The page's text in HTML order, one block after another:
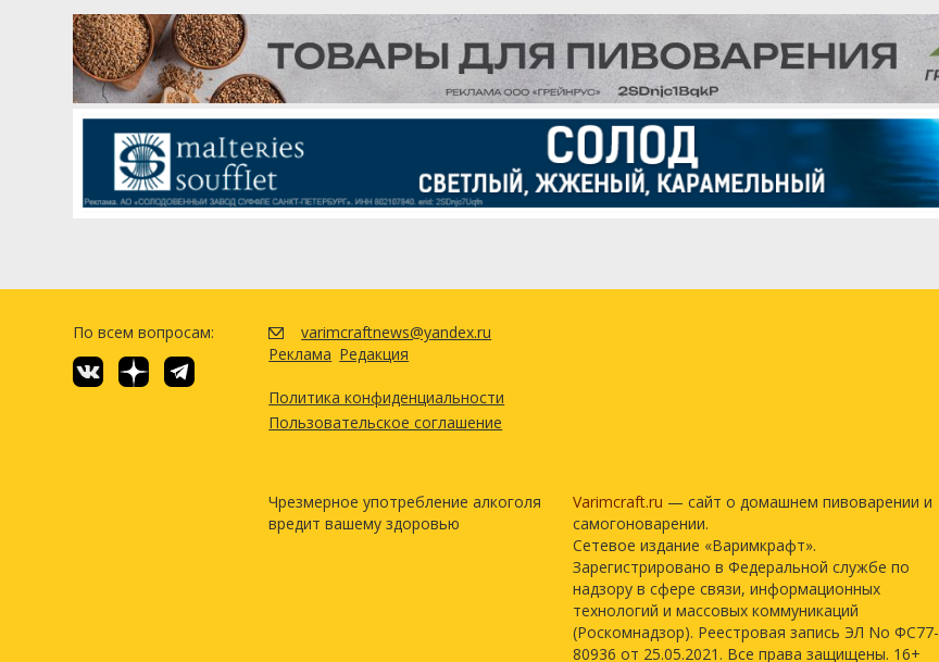
По всем вопросам:
varimcraftnews@yandex.ru
Реклама Редакция
Политика конфиденциальности
Пользовательское соглашение
Чрезмерное употребление алкоголя
вредит вашему здоровью
Varimcraft.ru — сайт о домашнем пивоварении и
самогоноварении.
Сетевое издание «Варимкрафт».
Зарегистрировано в Федеральной службе по
надзору в сфере связи, информационных
технологий и массовых коммуникаций
(Роскомнадзор). Реестровая запись ЭЛ No ФС77-
80936 от 25.05.2021. Все права защищены. 16+